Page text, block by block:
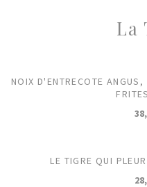
La
NOIX D'ENTRECOTE
LE TIGRE QUI